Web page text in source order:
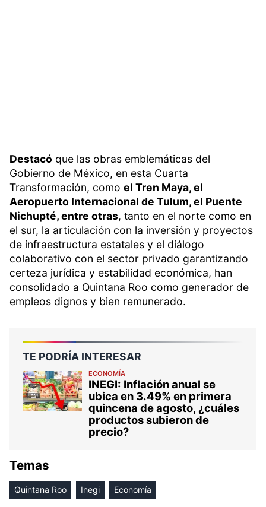
Destacó que las obras emblemáticas del
Gobierno de México, en esta Cuarta
Transformación, como el Tren Maya, el
Aeropuerto Internacional de Tulum, el Puente
Nichupté, entre otras, tanto en el norte como en
el sur, la articulación con la inversión y proyectos
de infraestructura estatales y el diálogo
colaborativo con el sector privado garantizando
certeza jurídica y estabilidad económica, han
consolidado a Quintana Roo como generador de
empleos dignos y bien remunerado.
TE PODRÍA INTERESAR
ECONOMÍA
INEGI: Inflación anual se
ubica en 3.49% en primera
quincena de agosto, ¿cuáles
productos subieron de
precio?
Temas
Quintana Roo Inegi Economía